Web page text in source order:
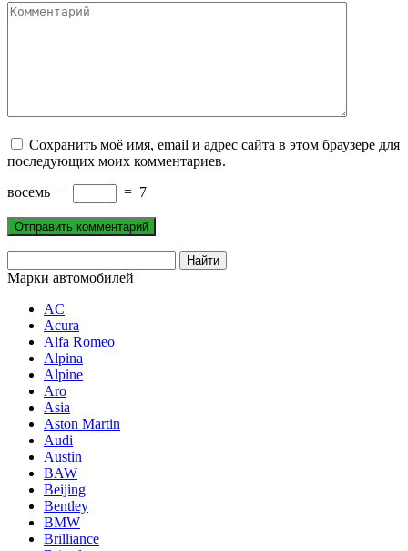
Комментарий
Сохранить моё имя, email и адрес сайта в этом браузере для
последующих моих комментариев.
восемь − = 7
Марки автомобилей
AC
Acura
Alfa Romeo
Alpina
Alpine
Aro
Asia
Aston Martin
Audi
Austin
BAW
Beijing
Bentley
BMW
Brilliance